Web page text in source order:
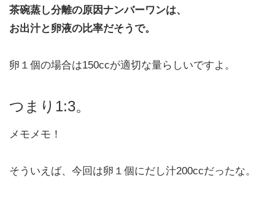
茶碗蒸し分離の原因ナンバーワンは、
お出汁と卵液の比率だそうで。
卵１個の場合は150ccが適切な量らしいですよ。
つまり1:3。
メモメモ！
そういえば、今回は卵１個にだし汁200ccだったな。